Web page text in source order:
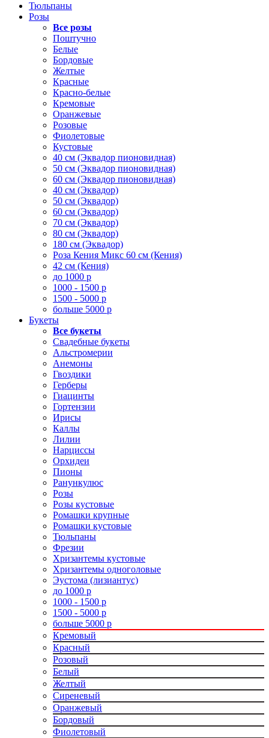
Тюльпаны
Розы
Все розы
Поштучно
Белые
Бордовые
Желтые
Красные
Красно-белые
Кремовые
Оранжевые
Розовые
Фиолетовые
Кустовые
40 см (Эквадор пионовидная)
50 см (Эквадор пионовидная)
60 см (Эквадор пионовидная)
40 см (Эквадор)
50 см (Эквадор)
60 см (Эквадор)
70 см (Эквадор)
80 см (Эквадор)
180 см (Эквадор)
Роза Кения Микс 60 см (Кения)
42 см (Кения)
до 1000 р
1000 - 1500 р
1500 - 5000 р
больше 5000 р
Букеты
Все букеты
Свадебные букеты
Альстромерии
Анемоны
Гвоздики
Герберы
Гиацинты
Гортензии
Ирисы
Каллы
Лилии
Нарциссы
Орхидеи
Пионы
Ранункулюс
Розы
Розы кустовые
Ромашки крупные
Ромашки кустовые
Тюльпаны
Фрезии
Хризантемы кустовые
Хризантемы одноголовые
Эустома (лизиантус)
до 1000 р
1000 - 1500 р
1500 - 5000 р
больше 5000 р
Кремовый
Красный
Розовый
Белый
Желтый
Сиреневый
Оранжевый
Бордовый
Фиолетовый